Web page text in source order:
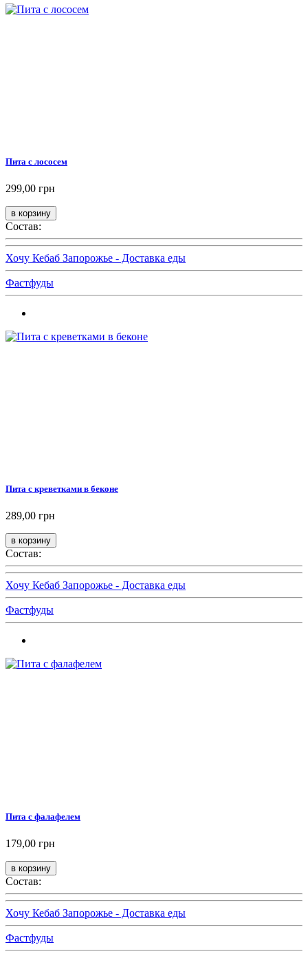
Пита с лососем
299,00 грн
Состав:
Хочу Кебаб Запорожье - Доставка еды
Фастфуды
Пита с креветками в беконе
289,00 грн
Состав:
Хочу Кебаб Запорожье - Доставка еды
Фастфуды
Пита с фалафелем
179,00 грн
Состав:
Хочу Кебаб Запорожье - Доставка еды
Фастфуды